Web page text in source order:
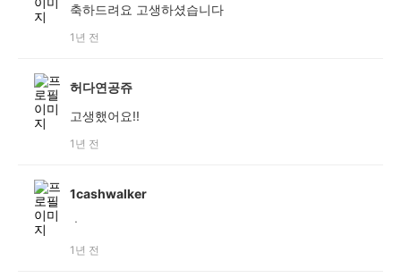
축하드려요 고생하셨습니다
1년 전
허다연공쥬
고생했어요!!
1년 전
1cashwalker
ㆍ
1년 전